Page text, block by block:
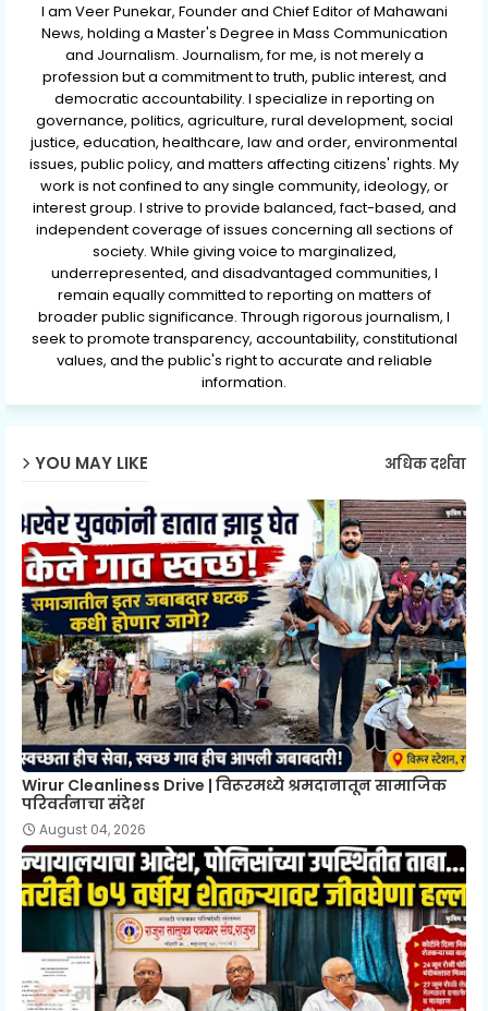
I am Veer Punekar, Founder and Chief Editor of Mahawani
News, holding a Master's Degree in Mass Communication
and Journalism. Journalism, for me, is not merely a
profession but a commitment to truth, public interest, and
democratic accountability. I specialize in reporting on
governance, politics, agriculture, rural development, social
justice, education, healthcare, law and order, environmental
issues, public policy, and matters affecting citizens' rights. My
work is not confined to any single community, ideology, or
interest group. I strive to provide balanced, fact-based, and
independent coverage of issues concerning all sections of
society. While giving voice to marginalized,
underrepresented, and disadvantaged communities, I
remain equally committed to reporting on matters of
broader public significance. Through rigorous journalism, I
seek to promote transparency, accountability, constitutional
values, and the public's right to accurate and reliable
information.
YOU MAY LIKE अधिक दर्शवा
Wirur Cleanliness Drive | विरूरमध्ये श्रमदानातून सामाजिक
परिवर्तनाचा संदेश
August 04, 2026